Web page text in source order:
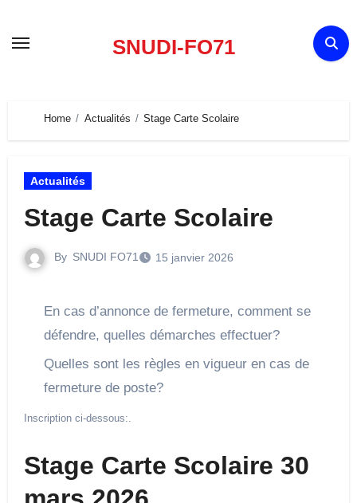
SNUDI-FO71
Home Actualités Stage Carte Scolaire
Actualités
Stage Carte Scolaire
By SNUDI FO71 15 janvier 2026
En cas d’annonce de fermeture, comment se
défendre, quelles démarches effectuer?
Quelles sont les règles en vigueur en cas de
fermeture de poste?
Inscription ci-dessous:.
Stage Carte Scolaire 30